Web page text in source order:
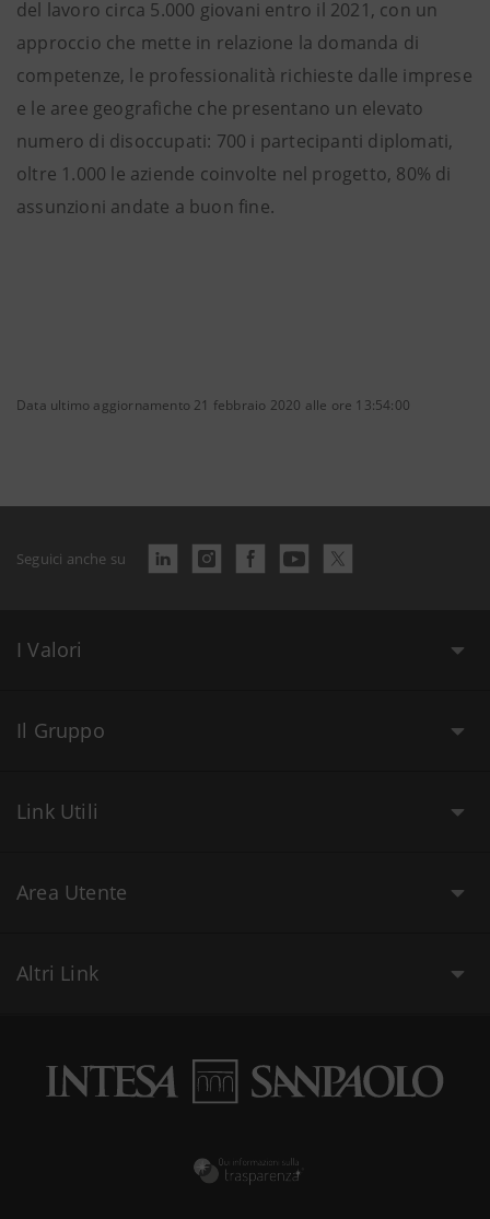
del lavoro circa 5.000 giovani entro il 2021, con un
approccio che mette in relazione la domanda di
competenze, le professionalità richieste dalle imprese
e le aree geografiche che presentano un elevato
numero di disoccupati: 700 i partecipanti diplomati,
oltre 1.000 le aziende coinvolte nel progetto, 80% di
assunzioni andate a buon fine.
Data ultimo aggiornamento 21 febbraio 2020 alle ore 13:54:00
Seguici anche su
I Valori
Il Gruppo
Link Utili
Area Utente
Altri Link